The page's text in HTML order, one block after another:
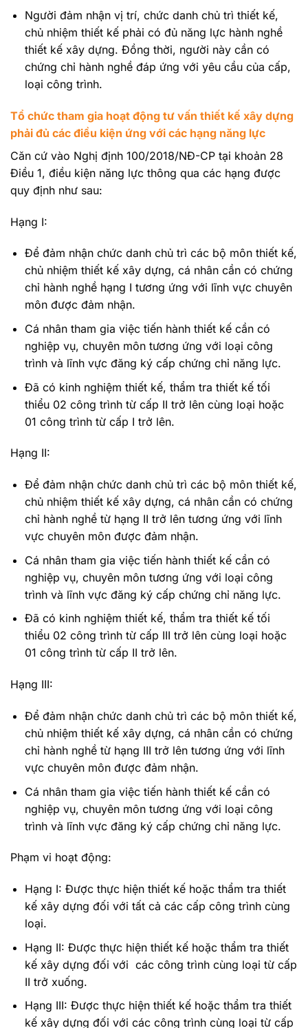
Người đảm nhận vị trí, chức danh chủ trì thiết kế,
chủ nhiệm thiết kế phải có đủ năng lực hành nghề
thiết kế xây dựng. Đồng thời, người này cần có
chứng chỉ hành nghề đáp ứng với yêu cầu của cấp,
loại công trình.
Tổ chức tham gia hoạt động tư vấn thiết kế xây dựng
phải đủ các điều kiện ứng với các hạng năng lực
Căn cứ vào Nghị định 100/2018/NĐ-CP tại khoản 28
Điều 1, điều kiện năng lực thông qua các hạng được
quy định như sau:
Hạng I:
Để đảm nhận chức danh chủ trì các bộ môn thiết kế,
chủ nhiệm thiết kế xây dựng, cá nhân cần có chứng
chỉ hành nghề hạng I tương ứng với lĩnh vực chuyên
môn được đảm nhận.
Cá nhân tham gia việc tiến hành thiết kế cần có
nghiệp vụ, chuyên môn tương ứng với loại công
trình và lĩnh vực đăng ký cấp chứng chỉ năng lực.
Đã có kinh nghiệm thiết kế, thẩm tra thiết kế tối
thiểu 02 công trình từ cấp II trở lên cùng loại hoặc
01 công trình từ cấp I trở lên.
Hạng II:
Để đảm nhận chức danh chủ trì các bộ môn thiết kế,
chủ nhiệm thiết kế xây dựng, cá nhân cần có chứng
chỉ hành nghề từ hạng II trở lên tương ứng với lĩnh
vực chuyên môn được đảm nhận.
Cá nhân tham gia việc tiến hành thiết kế cần có
nghiệp vụ, chuyên môn tương ứng với loại công
trình và lĩnh vực đăng ký cấp chứng chỉ năng lực.
Đã có kinh nghiệm thiết kế, thẩm tra thiết kế tối
thiểu 02 công trình từ cấp III trở lên cùng loại hoặc
01 công trình từ cấp II trở lên.
Hạng III:
Để đảm nhận chức danh chủ trì các bộ môn thiết kế,
chủ nhiệm thiết kế xây dựng, cá nhân cần có chứng
chỉ hành nghề từ hạng III trở lên tương ứng với lĩnh
vực chuyên môn được đảm nhận.
Cá nhân tham gia việc tiến hành thiết kế cần có
nghiệp vụ, chuyên môn tương ứng với loại công
trình và lĩnh vực đăng ký cấp chứng chỉ năng lực.
Phạm vi hoạt động:
Hạng I: Được thực hiện thiết kế hoặc thẩm tra thiết
kế xây dựng đối với tất cả các cấp công trình cùng
loại.
Hạng II: Được thực hiện thiết kế hoặc thẩm tra thiết
kế xây dựng đối với các công trình cùng loại từ cấp
II trở xuống.
Hạng III: Được thực hiện thiết kế hoặc thẩm tra thiết
kế xây dựng đối với các công trình cùng loại từ cấp